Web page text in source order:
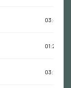
03:44:01
01:23:30
03:16:24